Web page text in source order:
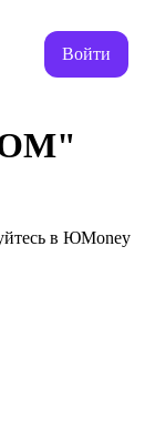
Войти
в ЮMoney